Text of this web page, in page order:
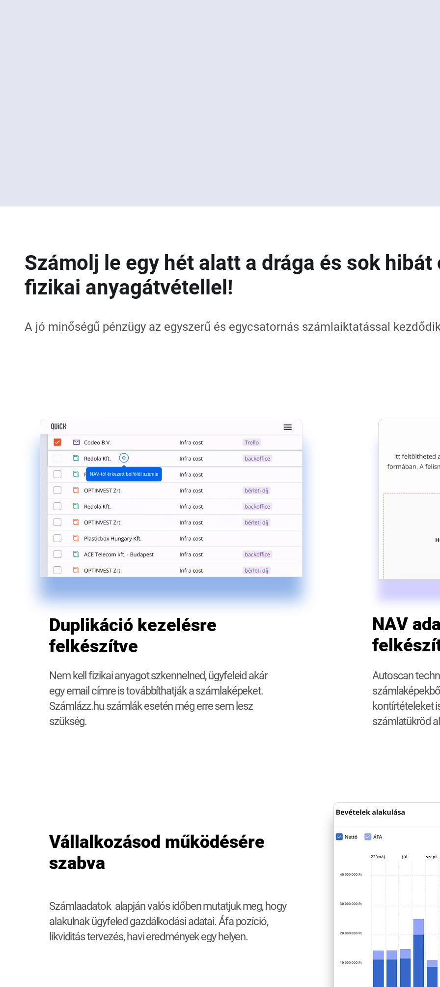
Számolj le egy hét alatt a drága és sok hibát
fizikai anyagátvétellel!
A jó minőségű pénzügy az egyszerű és egycsatornás számlaiktatással
Duplikáció kezelésre
felkészítve
Nem kell fizikai anyagot szkennelned, ügyfeleid akár
egy email címre is továbbíthatják a számlaképeket.
Számlázz.hu számlák esetén még erre sem lesz
szükség.
NAV
Autoscan
kontírtételeket
számlatükröd
Vállalkozásod működésére
szabva
Számlaadatok alapján valós időben mutatjuk meg, hogy
alakulnak ügyfeled gazdálkodási adatai. Áfa pozíció,
likviditás tervezés, havi eredmények egy helyen.